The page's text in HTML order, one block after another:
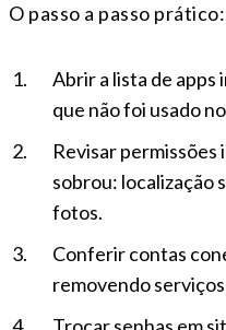
O passo a passo prático:
Abrir a lista de apps
que não foi usado
Revisar permissões
sobrou: localização
fotos.
Conferir contas
removendo